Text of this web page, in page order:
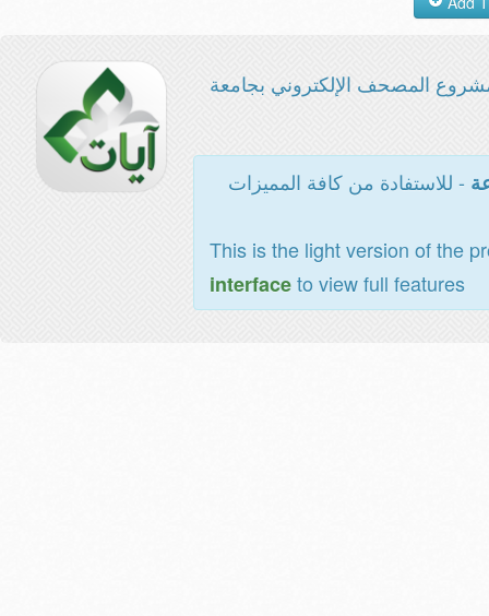
المصحف الإلكتروني بجامعة
- للاستفادة من كافة المميزات
This is the light version of the
interfaceto view full features